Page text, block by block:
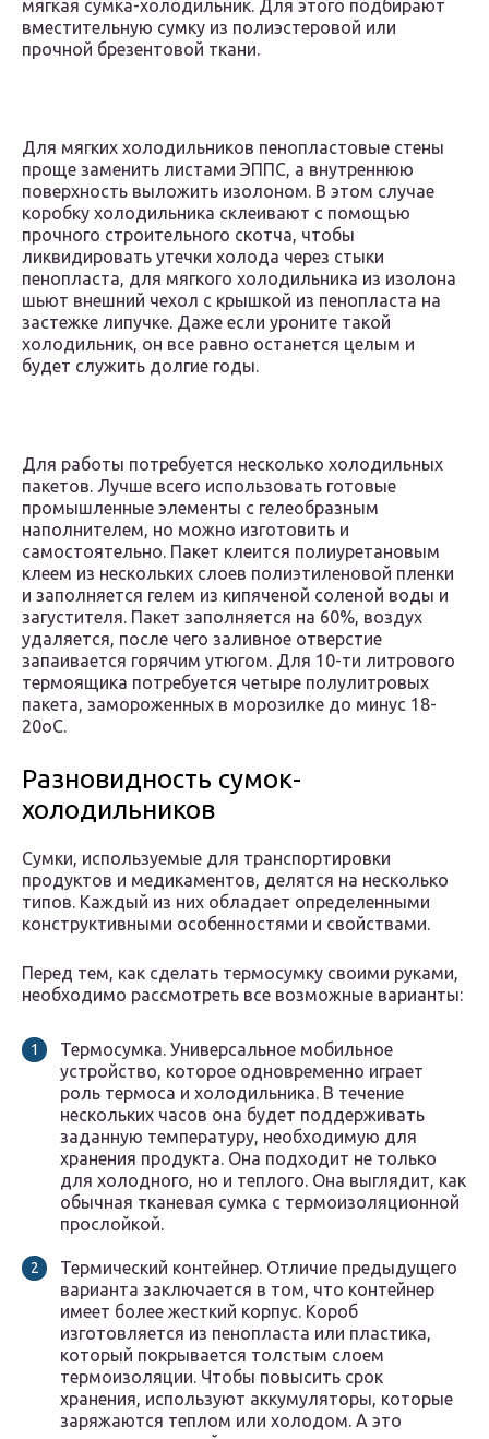
мягкая сумка-холодильник. Для этого подбирают
вместительную сумку из полиэстеровой или
прочной брезентовой ткани.
Для мягких холодильников пенопластовые стены
проще заменить листами ЭППС, а внутреннюю
поверхность выложить изолоном. В этом случае
коробку холодильника склеивают с помощью
прочного строительного скотча, чтобы
ликвидировать утечки холода через стыки
пенопласта, для мягкого холодильника из изолона
шьют внешний чехол с крышкой из пенопласта на
застежке липучке. Даже если уроните такой
холодильник, он все равно останется целым и
будет служить долгие годы.
Для работы потребуется несколько холодильных
пакетов. Лучше всего использовать готовые
промышленные элементы с гелеобразным
наполнителем, но можно изготовить и
самостоятельно. Пакет клеится полиуретановым
клеем из нескольких слоев полиэтиленовой пленки
и заполняется гелем из кипяченой соленой воды и
загустителя. Пакет заполняется на 60%, воздух
удаляется, после чего заливное отверстие
запаивается горячим утюгом. Для 10-ти литрового
термоящика потребуется четыре полулитровых
пакета, замороженных в морозилке до минус 18-
20оС.
Разновидность сумок-
холодильников
Сумки, используемые для транспортировки
продуктов и медикаментов, делятся на несколько
типов. Каждый из них обладает определенными
конструктивными особенностями и свойствами.
Перед тем, как сделать термосумку своими руками,
необходимо рассмотреть все возможные варианты:
Термосумка. Универсальное мобильное
устройство, которое одновременно играет
роль термоса и холодильника. В течение
нескольких часов она будет поддерживать
заданную температуру, необходимую для
хранения продукта. Она подходит не только
для холодного, но и теплого. Она выглядит, как
обычная тканевая сумка с термоизоляционной
прослойкой.
Термический контейнер. Отличие предыдущего
варианта заключается в том, что контейнер
имеет более жесткий корпус. Короб
изготовляется из пенопласта или пластика,
который покрывается толстым слоем
термоизоляции. Чтобы повысить срок
хранения, используют аккумуляторы, которые
заряжаются теплом или холодом. А это